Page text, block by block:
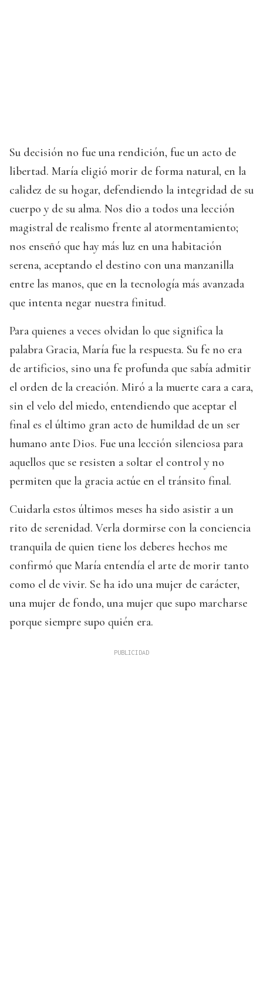
Su decisión no fue una rendición, fue un acto de
libertad. María eligió morir de forma natural, en la
calidez de su hogar, defendiendo la integridad de su
cuerpo y de su alma. Nos dio a todos una lección
magistral de realismo frente al atormentamiento;
nos enseñó que hay más luz en una habitación
serena, aceptando el destino con una manzanilla
entre las manos, que en la tecnología más avanzada
que intenta negar nuestra finitud.
Para quienes a veces olvidan lo que significa la
palabra Gracia, María fue la respuesta. Su fe no era
de artificios, sino una fe profunda que sabía admitir
el orden de la creación. Miró a la muerte cara a cara,
sin el velo del miedo, entendiendo que aceptar el
final es el último gran acto de humildad de un ser
humano ante Dios. Fue una lección silenciosa para
aquellos que se resisten a soltar el control y no
permiten que la gracia actúe en el tránsito final.
Cuidarla estos últimos meses ha sido asistir a un
rito de serenidad. Verla dormirse con la conciencia
tranquila de quien tiene los deberes hechos me
confirmó que María entendía el arte de morir tanto
como el de vivir. Se ha ido una mujer de carácter,
una mujer de fondo, una mujer que supo marcharse
porque siempre supo quién era.